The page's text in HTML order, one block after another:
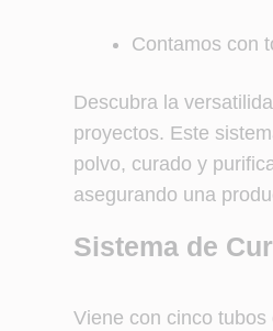
Contamos con
Descubra la
proyectos. Este
polvo, curado y
asegurando una
Sistema de
Viene con cinco